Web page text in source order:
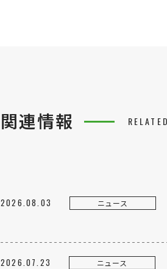
関連情報
2026.08.03 ニュース
2026.07.23 ニュース